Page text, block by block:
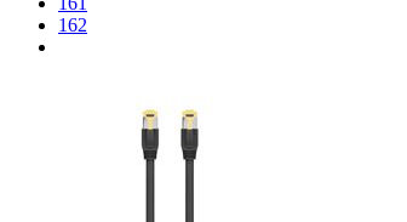
162